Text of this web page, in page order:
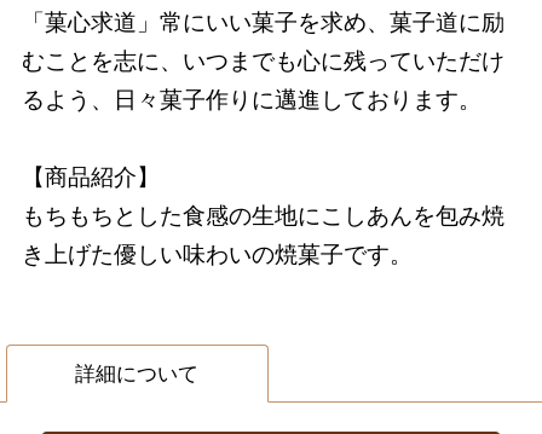
「菓心求道」常にいい菓子を求め、菓子道に励
むことを志に、いつまでも心に残っていただけ
るよう、日々菓子作りに邁進しております。
【商品紹介】
もちもちとした食感の生地にこしあんを包み焼
き上げた優しい味わいの焼菓子です。
詳細について